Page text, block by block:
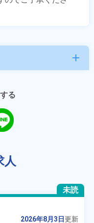
add
る
人
未読
2026年8月3日更新